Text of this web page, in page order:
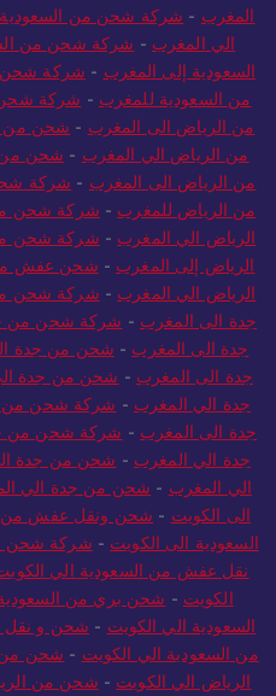
المغرب - شركة شحن من السعودية
الي المغرب - شركة شحن من
السعودية إلى المغرب - شركة شحن
من السعودية للمغرب - شركة شحن
من الرياض الى المغرب - شحن من
من الرياض الي المغرب - شحن من
من الرياض الى المغرب - شركة
من الرياض للمغرب - شركة شحن
الرياض الي المغرب - شركة شحن
الرياض إلى المغرب - شحن عفش من
الرياض الي المغرب - شركة شحن
جدة الى المغرب - شركة شحن من
جدة الى المغرب - شحن من جدة
جدة الى المغرب - شحن من جدة
جدة الي المغرب - شركة شحن من
جدة الى المغرب - شركة شحن من
جدة الي المغرب - شحن من جدة
الي المغرب - شحن من جدة الي
الى الكويت - شحن ونقل عفش من
السعودية الى الكويت - شركة شحن
نقل عفش من السعودية الي
الكويت - شحن بري من
السعودية الي الكويت - شحن و نقل
من السعودية الي الكويت - شحن من
الرياض الي الكويت - شحن من